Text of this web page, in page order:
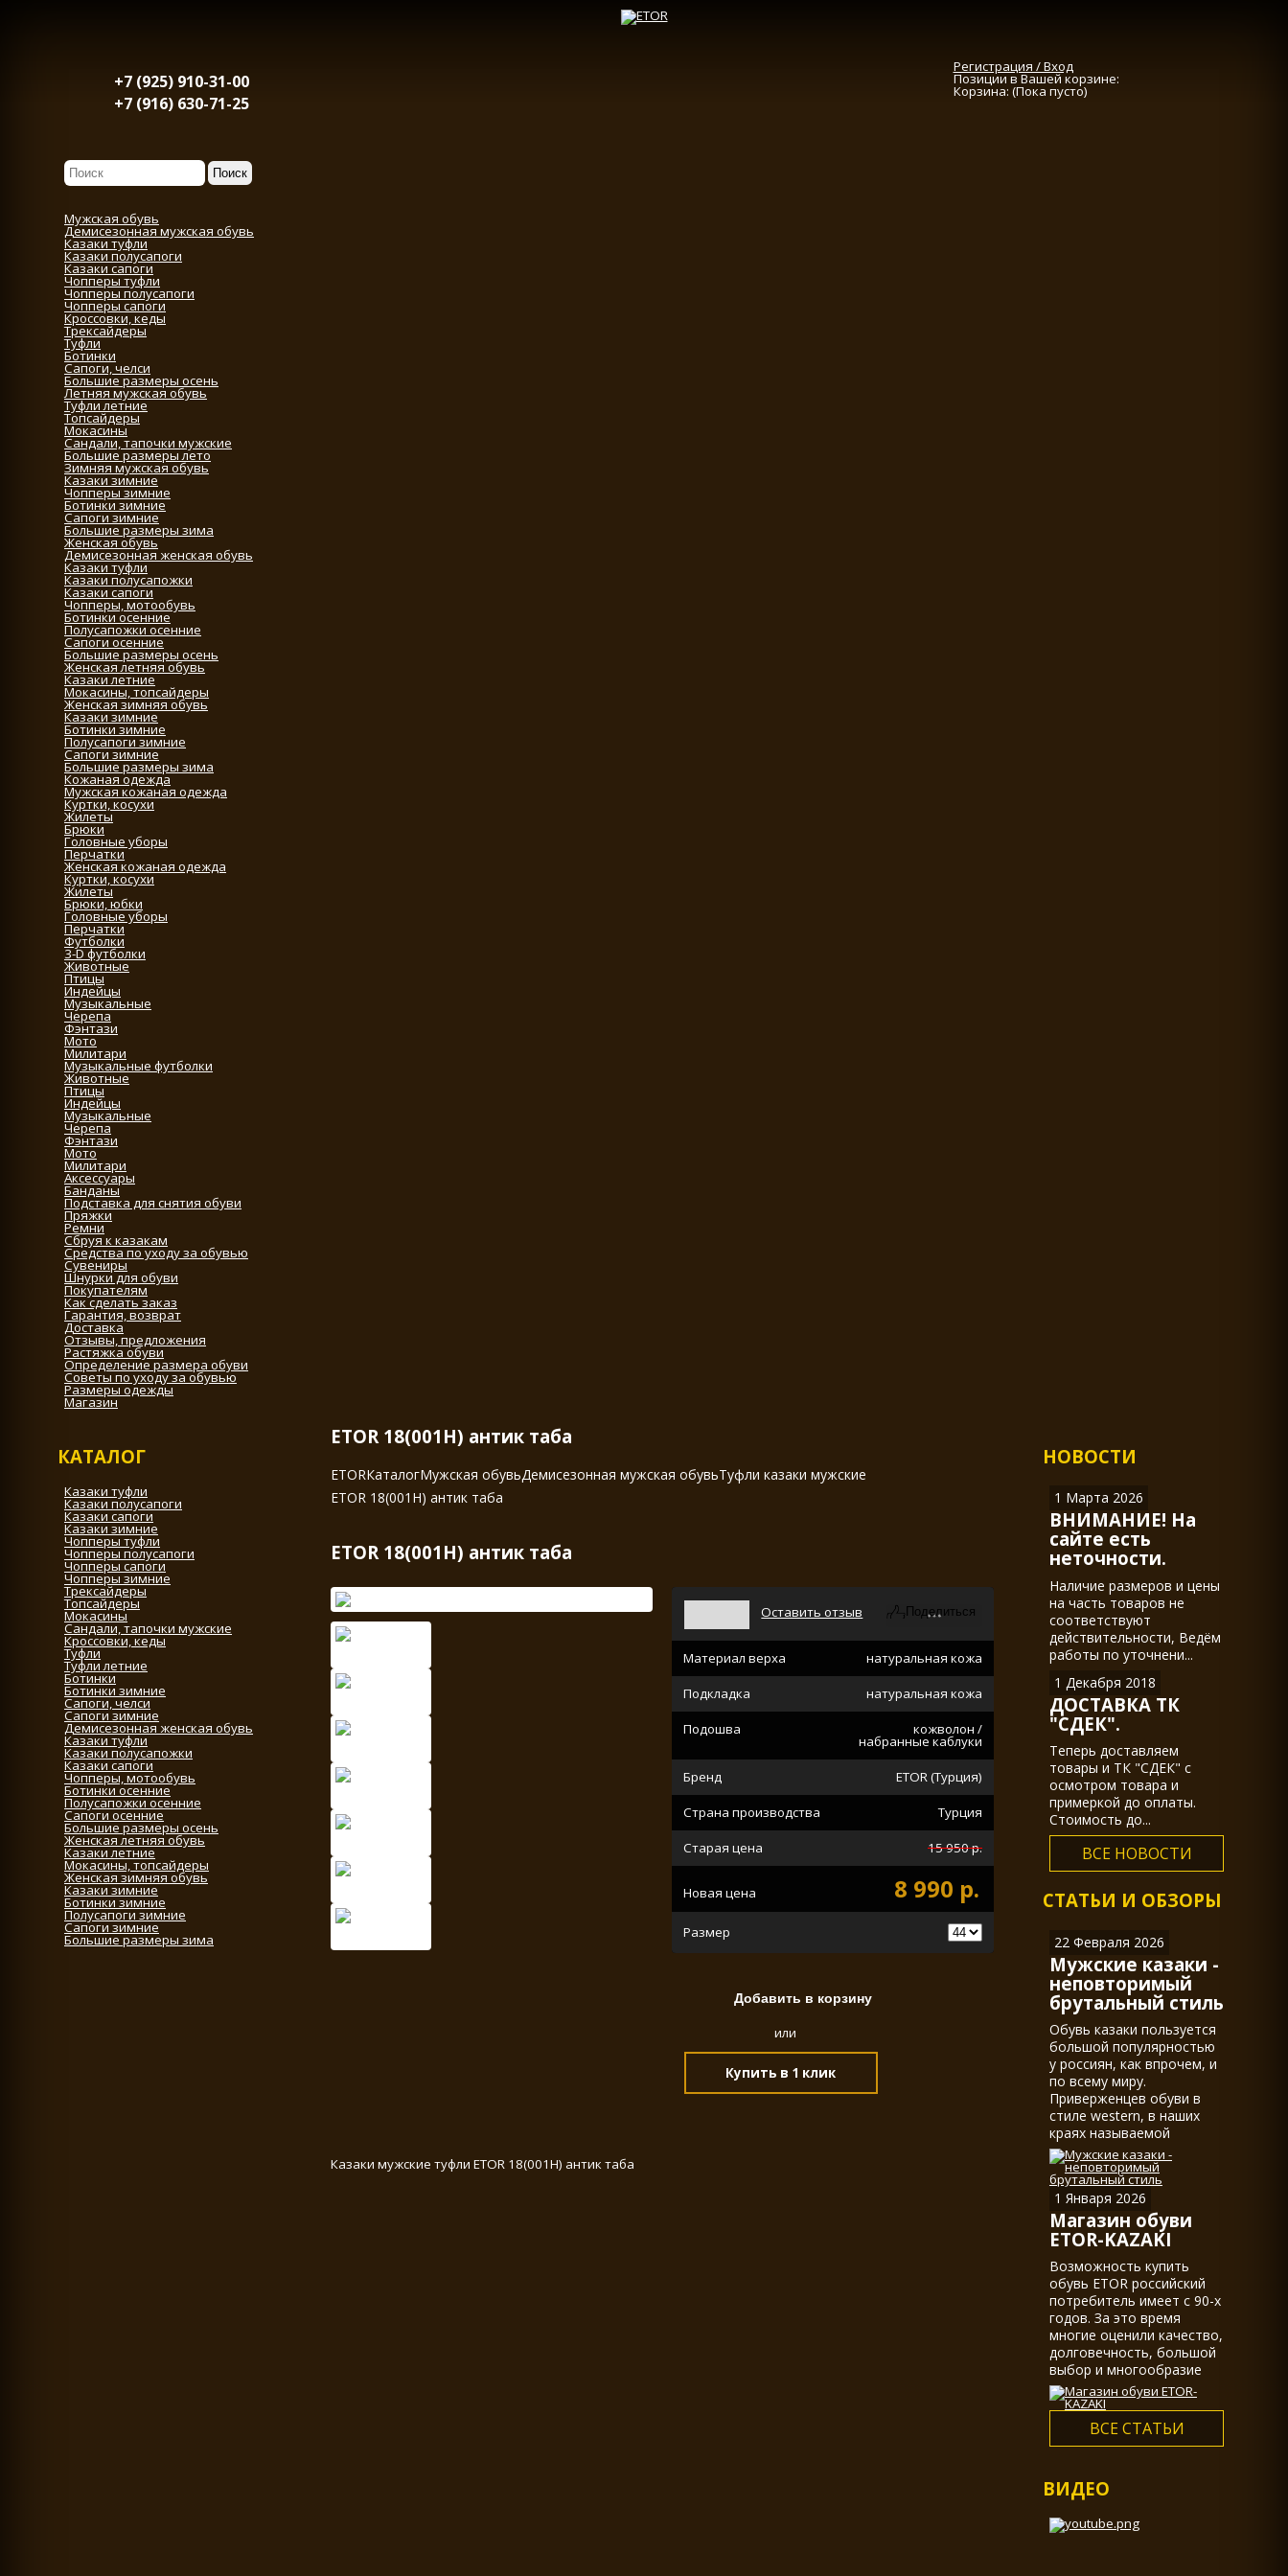
+7 (925) 910-31-00
+7 (916) 630-71-25
Регистрация / Вход
Позиции в Вашей корзине:
Корзина: (Пока пусто)
Мужская обувь
Демисезонная мужская обувь
Казаки туфли
Казаки полусапоги
Казаки сапоги
Чопперы туфли
Чопперы полусапоги
Чопперы сапоги
Кроссовки, кеды
Трексайдеры
Туфли
Ботинки
Сапоги, челси
Большие размеры осень
Летняя мужская обувь
Туфли летние
Топсайдеры
Мокасины
Сандали, тапочки мужские
Большие размеры лето
Зимняя мужская обувь
Казаки зимние
Чопперы зимние
Ботинки зимние
Сапоги зимние
Большие размеры зима
Женская обувь
Демисезонная женская обувь
Казаки туфли
Казаки полусапожки
Казаки сапоги
Чопперы, мотообувь
Ботинки осенние
Полусапожки осенние
Сапоги осенние
Большие размеры осень
Женская летняя обувь
Казаки летние
Мокасины, топсайдеры
Женская зимняя обувь
Казаки зимние
Ботинки зимние
Полусапоги зимние
Сапоги зимние
Большие размеры зима
Кожаная одежда
Мужская кожаная одежда
Куртки, косухи
Жилеты
Брюки
Головные уборы
Перчатки
Женская кожаная одежда
Куртки, косухи
Жилеты
Брюки, юбки
Головные уборы
Перчатки
Футболки
3-D футболки
Животные
Птицы
Индейцы
Музыкальные
Черепа
Фэнтази
Мото
Милитари
Музыкальные футболки
Животные
Птицы
Индейцы
Музыкальные
Черепа
Фэнтази
Мото
Милитари
Аксессуары
Банданы
Подставка для снятия обуви
Пряжки
Ремни
Сбруя к казакам
Средства по уходу за обувью
Сувениры
Шнурки для обуви
Покупателям
Как сделать заказ
Гарантия, возврат
Доставка
Отзывы, предложения
Растяжка обуви
Определение размера обуви
Советы по уходу за обувью
Размеры одежды
Магазин
КАТАЛОГ
Казаки туфли
Казаки полусапоги
Казаки сапоги
Казаки зимние
Чопперы туфли
Чопперы полусапоги
Чопперы сапоги
Чопперы зимние
Трексайдеры
Топсайдеры
Мокасины
Сандали, тапочки мужские
Кроссовки, кеды
Туфли
Туфли летние
Ботинки
Ботинки зимние
Сапоги, челси
Сапоги зимние
Демисезонная женская обувь
Казаки туфли
Казаки полусапожки
Казаки сапоги
Чопперы, мотообувь
Ботинки осенние
Полусапожки осенние
Сапоги осенние
Большие размеры осень
Женская летняя обувь
Казаки летние
Мокасины, топсайдеры
Женская зимняя обувь
Казаки зимние
Ботинки зимние
Полусапоги зимние
Сапоги зимние
Большие размеры зима
ETOR 18(001Н) антик таба
ETORКаталогМужская обувьДемисезонная мужская обувьТуфли казаки мужские
ETOR 18(001Н) антик таба
ETOR 18(001Н) антик таба
Оставить отзыв
Материал верха натуральная кожа
Подкладка натуральная кожа
Подошва кожволон /
набранные каблуки
Бренд ETOR (Турция)
Страна производства Турция
Старая цена 15 950 р.
Новая цена 8 990 р.
Размер
или
Купить в 1 клик
Казаки мужские туфли ETOR 18(001Н) антик таба
НОВОСТИ
1 Марта 2026
ВНИМАНИЕ! На
сайте есть
неточности.
Наличие размеров и цены
на часть товаров не
соответствуют
действительности, Ведём
работы по уточнени...
1 Декабря 2018
ДОСТАВКА ТК
"СДЕК".
Теперь доставляем
товары и ТК "СДЕК" с
осмотром товара и
примеркой до оплаты.
Стоимость до...
ВСЕ НОВОСТИ
СТАТЬИ И ОБЗОРЫ
22 Февраля 2026
Мужские казаки -
неповторимый
брутальный стиль
Обувь казаки пользуется
большой популярностью
у россиян, как впрочем, и
по всему миру.
Приверженцев обуви в
стиле western, в наших
краях называемой
казаками, действительно
не мало.
1 Января 2026
Магазин обуви
ETOR-KAZAKI
Возможность купить
обувь ETOR российский
потребитель имеет с 90-х
годов. За это время
многие оценили качество,
долговечность, большой
выбор и многообразие
ассортимента...
ВСЕ СТАТЬИ
ВИДЕО